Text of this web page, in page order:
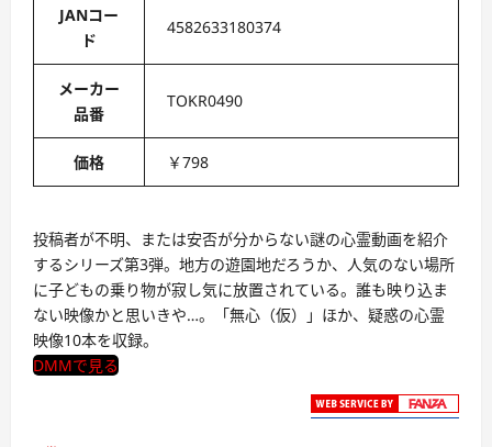
JANコー
ド
4582633180374
メーカー
品番
TOKR0490
価格 ￥798
投稿者が不明、または安否が分からない謎の心霊動画を紹介
するシリーズ第3弾。地方の遊園地だろうか、人気のない場所
に子どもの乗り物が寂し気に放置されている。誰も映り込ま
ない映像かと思いきや…。「無心（仮）」ほか、疑惑の心霊
映像10本を収録。
DMMで見る